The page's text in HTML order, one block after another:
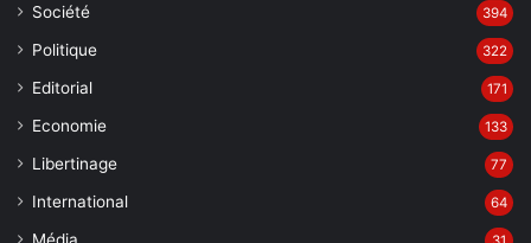
Société 394
Politique 322
Editorial 171
Economie 133
Libertinage 77
International 64